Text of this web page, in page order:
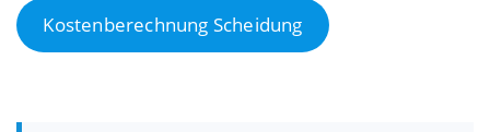
Kostenberechnung Scheidung